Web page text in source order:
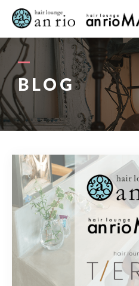
BLOG
STAFF〈
STAFF〈
RECRUIT